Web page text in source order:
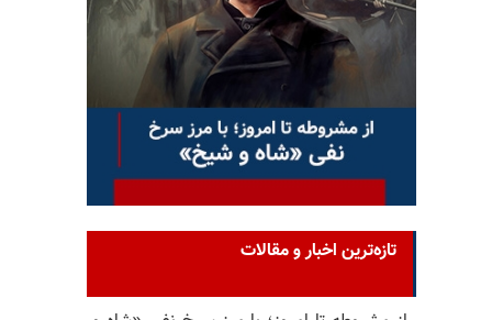
تازه‌ترین اخبار و مقالات